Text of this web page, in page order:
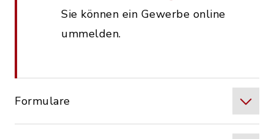
Sie können ein Gewerbe online
ummelden.
Formulare